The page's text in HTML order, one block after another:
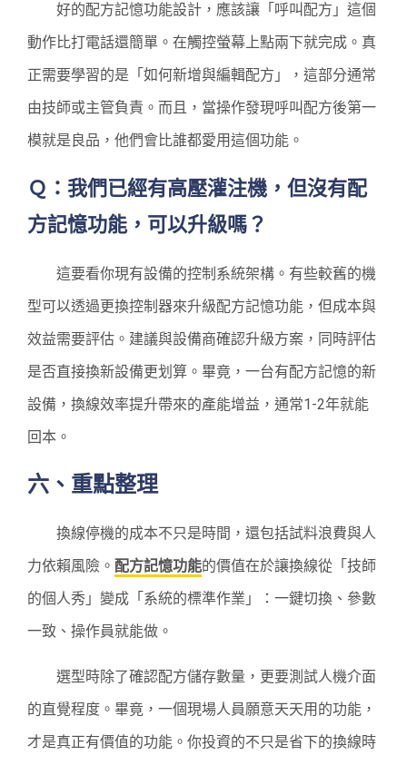
好的配方記憶功能設計，應該讓「呼叫配方」這個
動作比打電話還簡單。在觸控螢幕上點兩下就完成。真
正需要學習的是「如何新增與編輯配方」，這部分通常
由技師或主管負責。而且，當操作發現呼叫配方後第一
模就是良品，他們會比誰都愛用這個功能。
Ｑ：我們已經有高壓灌注機，但沒有配
方記憶功能，可以升級嗎？
這要看你現有設備的控制系統架構。有些較舊的機
型可以透過更換控制器來升級配方記憶功能，但成本與
效益需要評估。建議與設備商確認升級方案，同時評估
是否直接換新設備更划算。畢竟，一台有配方記憶的新
設備，換線效率提升帶來的產能增益，通常1-2年就能
回本。
六、重點整理
換線停機的成本不只是時間，還包括試料浪費與人
力依賴風險。 配方記憶功能的價值在於讓換線從「技師
的個人秀」變成「系統的標準作業」：一鍵切換、參數
一致、操作員就能做。
選型時除了確認配方儲存數量，更要測試人機介面
的直覺程度。畢竟，一個現場人員願意天天用的功能，
才是真正有價值的功能。你投資的不只是省下的換線時